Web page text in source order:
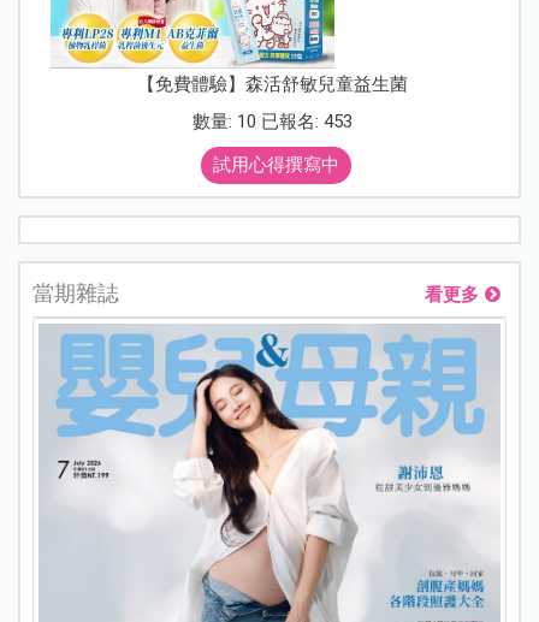
【免費體驗】森活舒敏兒童益生菌
數量: 10 已報名: 453
試用心得撰寫中
當期雜誌 看更多